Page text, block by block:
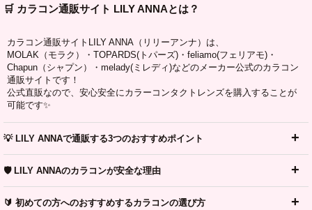
🛒 カラコン通販サイト LILY ANNAとは？
カラコン通販サイトLILY ANNA（リリーアンナ）は、
MOLAK（モラク）・TOPARDS(トパーズ)・feliamo(フェリアモ)・
Chapun（シャプン）・melady(ミレディ)などのメーカー公式のカラコン
通販サイトです！
公式直販なので、安心安全にカラーコンタクトレンズを購入することが
可能です✨
💡 LILY ANNAで通販する3つのおすすめポイント
🛡️ LILY ANNAのカラコンが安全な理由
🔰 初めての方へのおすすめするカラコンの選び方